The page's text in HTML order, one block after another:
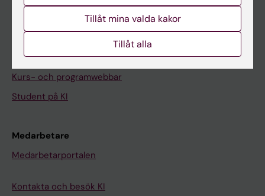
Studentmejlen
Kurs- och programwebbar
Student på KI
Medarbetare
Medarbetarportalen
Kontakta och besök KI
Tillåt mina valda kakor
Tillåt alla